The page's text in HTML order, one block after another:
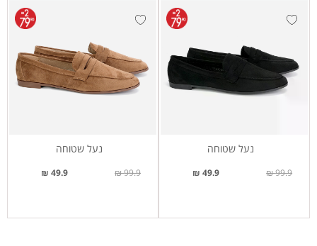
נעל שטוחה
49.9 ₪ 99.9 ₪
נעל שטוחה
49.9 ₪ 99.9 ₪